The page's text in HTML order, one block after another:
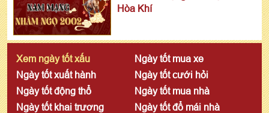
Hòa Khí
Xem ngày tốt xấu
Ngày tốt mua xe
Ngày tốt xuất hành
Ngày tốt cưới hỏi
Ngày tốt động thổ
Ngày tốt mua nhà
Ngày tốt khai trương
Ngày tốt đổ mái nhà